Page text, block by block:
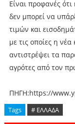
Είναι προφανές
δεν μπορεί να
τιμών και
με τις οποίες η
αντιστρέψει τα
αγρότες από τον
ΠΗΓΗ:https://
Tags # ΕΛΛΑΔΑ